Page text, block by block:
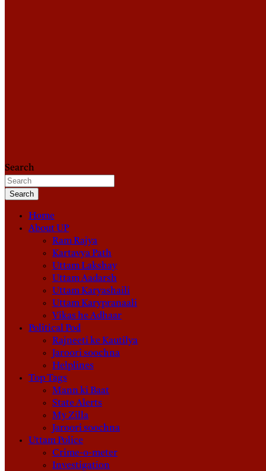
Search
Search
Home
About UP
Ram Rajya
Kartavya Path
Uttam Lakshay
Uttam Aadarsh
Uttam Karyashaili
Uttam Karypranaali
Vikas he Adhaar
Political Pod
Rajneeti ke Kautilya
Jaroori soochna
Helplines
Top Tags
Mann ki Baat
State Alerts
My Zilla
Jaroori soochna
Uttam Police
Crime-o-meter
Investigation